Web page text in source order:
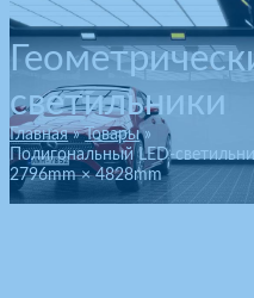
светильники
Главная
Товары
Полигональный LED-
2796mm × 4828mm